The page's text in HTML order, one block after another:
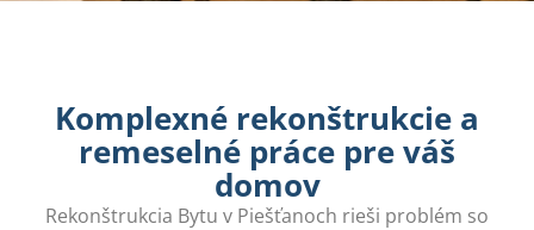
Komplexné rekonštrukcie a
remeselné práce pre váš
domov
Rekonštrukcia Bytu v Piešťanoch rieši problém so